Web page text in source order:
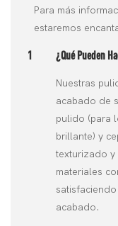
Para más
estaremos
1 ¿Qué Pueden
Nuestras
acabado de
pulido (para
brillante) y
texturizado y
materiales
acabado.